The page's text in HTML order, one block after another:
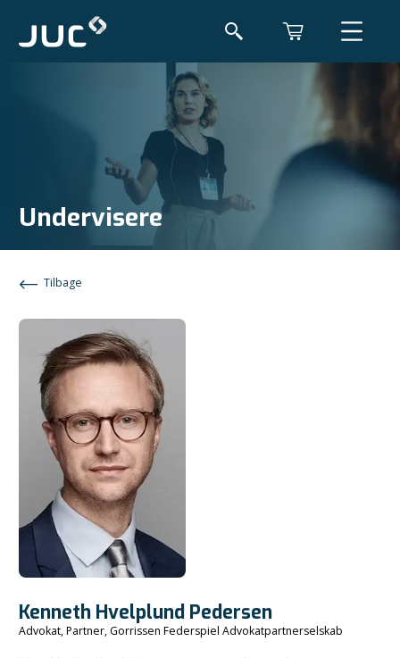
Undervisere
Tilbage
Kenneth Hvelplund Pedersen
Advokat, Partner, Gorrissen Federspiel Advokatpartnerselskab